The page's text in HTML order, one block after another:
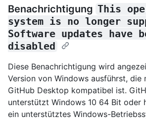
Benachrichtigung This
system is no longer
Software updates have
disabled
Diese Benachrichtigung wird
Version von Windows ausführst, die
GitHub Desktop kompatibel ist.
unterstützt Windows 10 64 Bit oder
ein unterstütztes Windows-